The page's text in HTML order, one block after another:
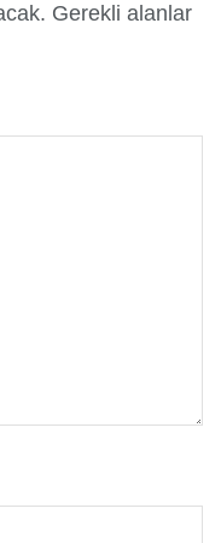
Gerekli alanlar